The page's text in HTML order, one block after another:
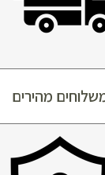
מהירים